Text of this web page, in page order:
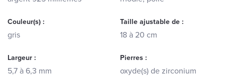
Couleur(s) :
gris
Taille ajustable de :
18 à 20 cm
Largeur :
5,7 à 6,3 mm
Pierres :
oxyde(s) de zirconium